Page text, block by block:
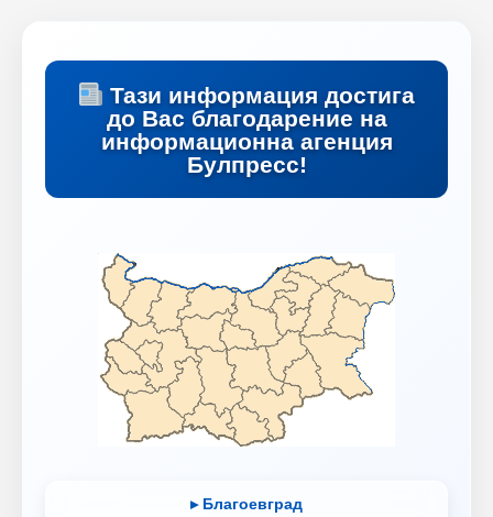
Тази информация достига
до Вас благодарение на
информационна агенция
Булпресс!
▸ Благоевград